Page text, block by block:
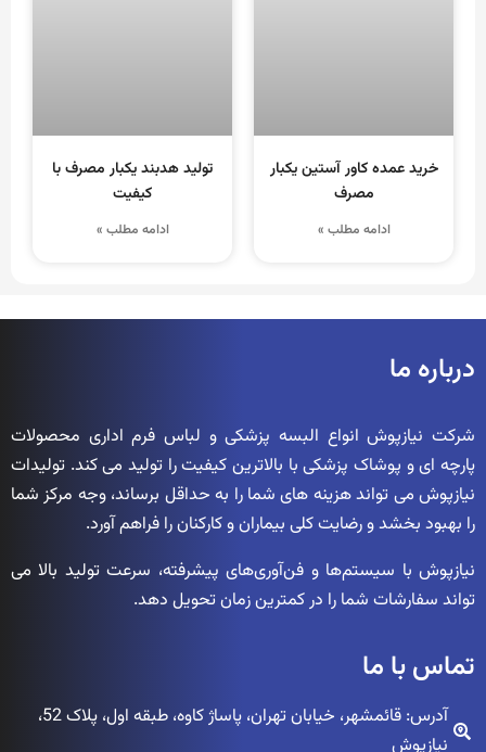
خرید عمده کاور آستین یکبار
مصرف
ادامه مطلب »
تولید هدبند یکبار مصرف با
کیفیت
ادامه مطلب »
درباره ما
شرکت نیازپوش انواع البسه پزشکی و لباس فرم اداری محصولات
پارچه ای و پوشاک پزشکی با بالاترین کیفیت را تولید می کند. تولیدات
نیازپوش می تواند هزینه های شما را به حداقل برساند، وجه مرکز شما
را بهبود بخشد و رضایت کلی بیماران و کارکنان را فراهم آورد.
نیازپوش با سیستم‌ها و فن‌آوری‌های پیشرفته، سرعت تولید بالا می
تواند سفارشات شما را در کمترین زمان تحویل دهد.
تماس با ما
آدرس: قائمشهر، خیابان تهران، پاساژ کاوه، طبقه اول، پلاک 52،
نیازپوش